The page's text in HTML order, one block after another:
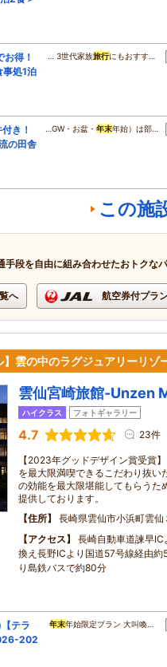
得！
事処1泊
… 3世代家族旅行にもおすす…
き！
の田舎
…GW・お盆・ 年末年始）は部…
この施
手段を自由に組み合わせたおトクな
へ 航空券付プラ
雲の中のラグジュアリーリゾ
雲仙宮崎旅館-Unzen
ハイクラス フォトギャラリー
4.7 23件
【2023年グッドデザイン賞受賞
を最大限満喫できるこだわり抜い
の効能を最大限堪能してもらうた
提供しております。
住所
長崎県雲仙市小浜町雲仙
アクセス
長崎自動車道諫早
換え長野ICより国道57号線経由
り島鉄バスで約80分
テラ
202
年末年始限定プラン 大叫喚…